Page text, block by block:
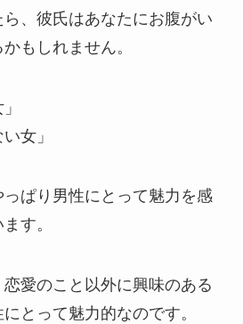
、彼氏はあなたにお腹がい
もしれません。
女」
ぱり男性にとって魅力を感
す。
愛のこと以外に興味のある
とって魅力的なのです。